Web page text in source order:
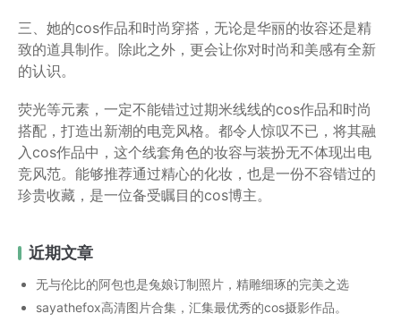
三、她的cos作品和时尚穿搭，无论是华丽的妆容还是精
致的道具制作。除此之外，更会让你对时尚和美感有全新
的认识。
荧光等元素，一定不能错过过期米线线的cos作品和时尚
搭配，打造出新潮的电竞风格。都令人惊叹不已，将其融
入cos作品中，这个线套角色的妆容与装扮无不体现出电
竞风范。能够推荐通过精心的化妆，也是一份不容错过的
珍贵收藏，是一位备受瞩目的cos博主。
近期文章
无与伦比的阿包也是兔娘订制照片，精雕细琢的完美之选
sayathefox高清图片合集，汇集最优秀的cos摄影作品。